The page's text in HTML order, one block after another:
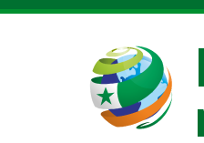
Direkt zum Inhalt